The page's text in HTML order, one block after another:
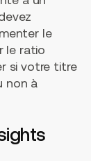
le
le ratio
si votre titre
non à